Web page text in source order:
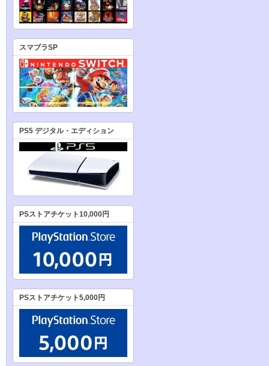
スマブラSP
PS5 デジタル・エディション
PSストアチケット10,000円
PSストアチケット5,000円